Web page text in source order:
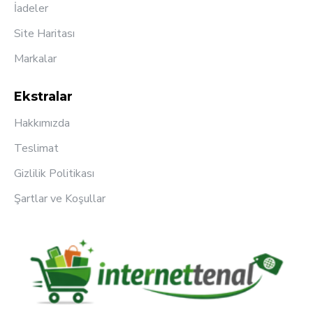
İadeler
Site Haritası
Markalar
Ekstralar
Hakkımızda
Teslimat
Gizlilik Politikası
Şartlar ve Koşullar